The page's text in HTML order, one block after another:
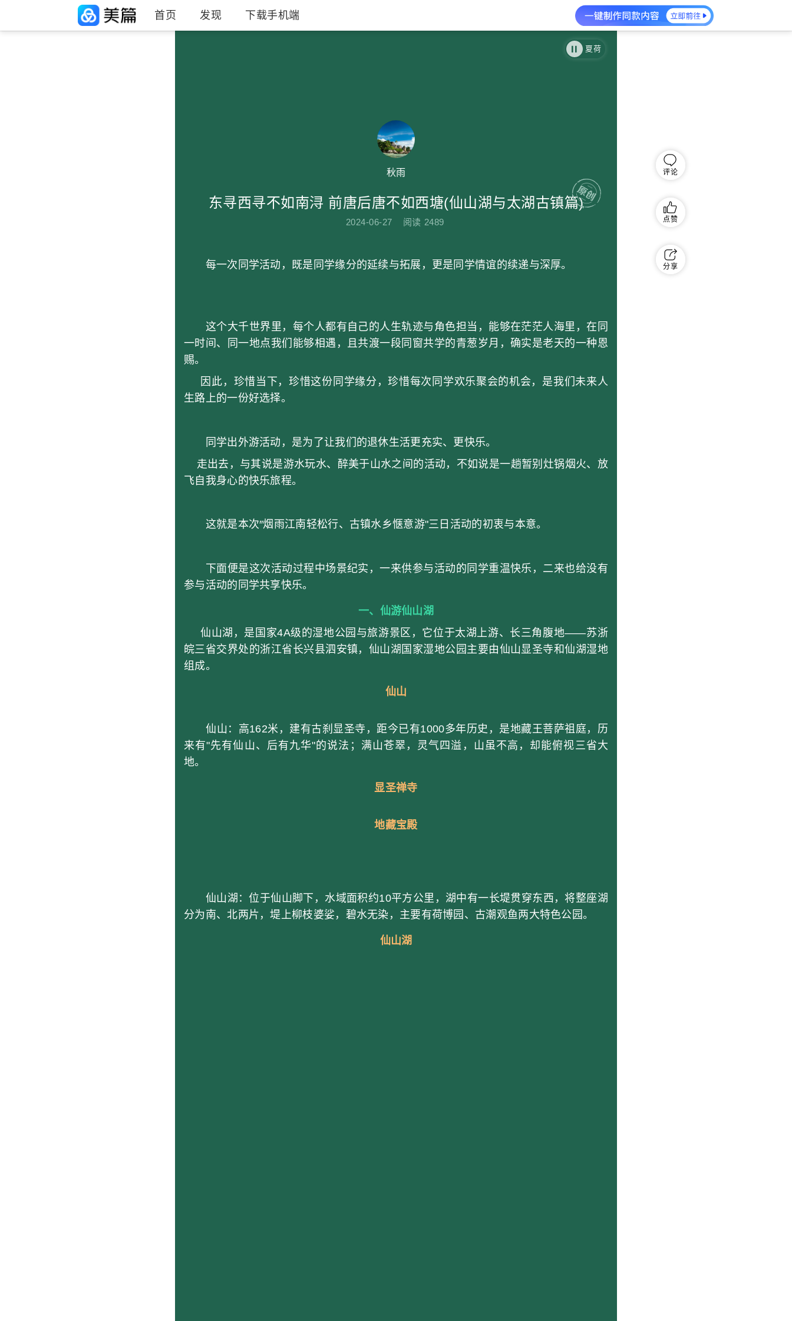
首页 发现 下载手机端
夏荷
秋雨
东寻西寻不如南浔 前唐后唐不如西塘(仙山湖与太湖古镇篇)
2024-06-27 阅读 2489
每一次同学活动，既是同学缘分的延续与拓展，更是同学情谊的续递与深厚。
这个大千世界里，每个人都有自己的人生轨迹与角色担当，能够在茫茫人海里，在同
一时间、同一地点我们能够相遇，且共渡一段同窗共学的青葱岁月，确实是老天的一种恩
赐。
因此，珍惜当下，珍惜这份同学缘分，珍惜每次同学欢乐聚会的机会，是我们未来人
生路上的一份好选择。
同学出外游活动，是为了让我们的退休生活更充实、更快乐。
走出去，与其说是游水玩水、醉美于山水之间的活动，不如说是一趟暂别灶锅烟火、放
飞自我身心的快乐旅程。
这就是本次″烟雨江南轻松行、古镇水乡惬意游"三日活动的初衷与本意。
下面便是这次活动过程中场景纪实，一来供参与活动的同学重温快乐，二来也给没有
参与活动的同学共享快乐。
一、仙游仙山湖
仙山湖，是国家4A级的湿地公园与旅游景区，它位于太湖上游、长三角腹地——苏浙
皖三省交界处的浙江省长兴县泗安镇，仙山湖国家湿地公园主要由仙山显圣寺和仙湖湿地
组成。
仙山
仙山：高162米，建有古刹显圣寺，距今已有1000多年历史，是地藏王菩萨祖庭，历
来有"先有仙山、后有九华"的说法；满山苍翠，灵气四溢，山虽不高，却能俯视三省大
地。
显圣禅寺
地藏宝殿
仙山湖：位于仙山脚下，水域面积约10平方公里，湖中有一长堤贯穿东西，将整座湖
分为南、北两片，堤上柳枝婆娑，碧水无染，主要有荷博园、古潮观鱼两大特色公园。
仙山湖
评论
点赞
分享